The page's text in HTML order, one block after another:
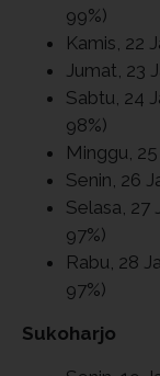
99%)
Kamis, 22
Jumat, 23
Sabtu, 24
98%)
Minggu,
Senin, 26
Selasa, 27
97%)
Rabu, 28
97%)
Sukoharjo